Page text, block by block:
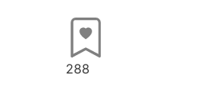
288